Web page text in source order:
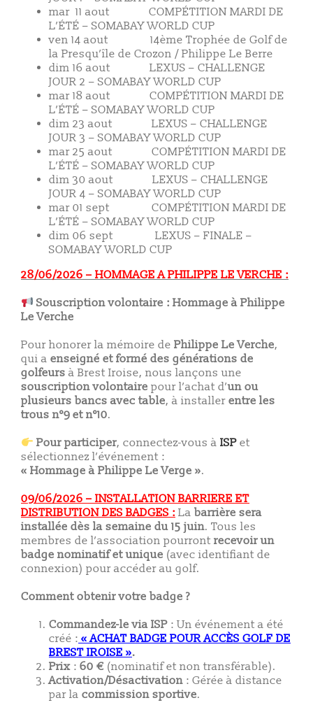
mar 11 aout COMPÉTITION MARDI DE
L’ÉTÉ – SOMABAY WORLD CUP
ven 14 aout 14ème Trophée de Golf de
la Presqu’île de Crozon / Philippe Le Berre
dim 16 aout LEXUS – CHALLENGE
JOUR 2 – SOMABAY WORLD CUP
mar 18 aout COMPÉTITION MARDI DE
L’ÉTÉ – SOMABAY WORLD CUP
dim 23 aout LEXUS – CHALLENGE
JOUR 3 – SOMABAY WORLD CUP
mar 25 aout COMPÉTITION MARDI DE
L’ÉTÉ – SOMABAY WORLD CUP
dim 30 aout LEXUS – CHALLENGE
JOUR 4 – SOMABAY WORLD CUP
mar 01 sept COMPÉTITION MARDI DE
L’ÉTÉ – SOMABAY WORLD CUP
dim 06 sept LEXUS – FINALE –
SOMABAY WORLD CUP
28/06/2026 – HOMMAGE A PHILIPPE LE VERCHE :
Souscription volontaire : Hommage à Philippe
Le Verche
Pour honorer la mémoire de Philippe Le Verche,
qui a enseigné et formé des générations de
golfeurs à Brest Iroise, nous lançons une
souscription volontaire pour l’achat d’un ou
plusieurs bancs avec table, à installer entre les
trous n°9 et n°10.
Pour participer, connectez-vous àISP et
sélectionnez l’événement :
« Hommage à Philippe Le Verge ».
09/06/2026 – INSTALLATION BARRIERE ET
DISTRIBUTION DES BADGES : La barrière sera
installée dès la semaine du 15 juin. Tous les
membres de l’association pourront recevoir un
badge nominatif et unique (avec identifiant de
connexion) pour accéder au golf.
Comment obtenir votre badge ?
Commandez-le via ISP : Un événement a été
créé : « ACHAT BADGE POUR ACCÈS GOLF DE
BREST IROISE ».
Prix : 60 € (nominatif et non transférable).
Activation/Désactivation : Gérée à distance
par la commission sportive.